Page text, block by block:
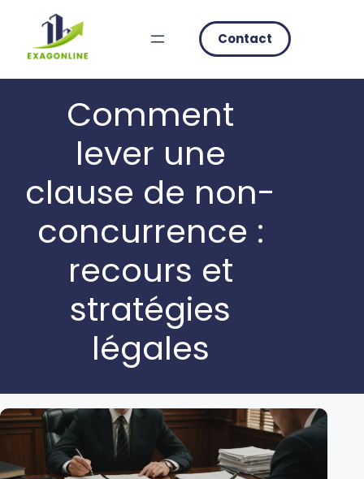
content
Contact
Comment
lever une
clause de non-
concurrence :
recours et
stratégies
légales